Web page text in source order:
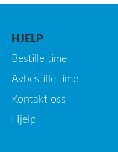
HJELP
Bestille time
Avbestille time
Kontakt oss
Hjelp